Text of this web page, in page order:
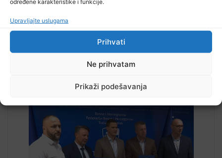
određene karakteristike i funkcije.
Upravljajte uslugama
Prihvati
Ne prihvatam
Prikaži podešavanja